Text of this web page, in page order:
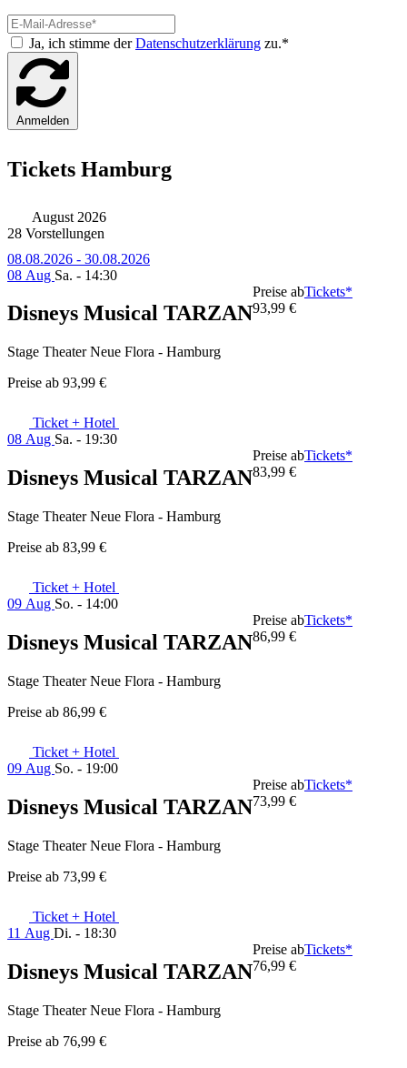
Ja, ich stimme derDatenschutzerklärung zu.*
Anmelden
Tickets Hamburg
August 2026
28 Vorstellungen
08.08.2026 - 30.08.2026
08 Aug Sa. - 14:30
Disneys Musical TARZAN
Stage Theater Neue Flora - Hamburg
Preise ab 93,99 €
Preise ab
93,99 €
Tickets*
Ticket + Hotel
08 Aug Sa. - 19:30
Disneys Musical TARZAN
Stage Theater Neue Flora - Hamburg
Preise ab 83,99 €
Preise ab
83,99 €
Tickets*
Ticket + Hotel
09 Aug So. - 14:00
Disneys Musical TARZAN
Stage Theater Neue Flora - Hamburg
Preise ab 86,99 €
Preise ab
86,99 €
Tickets*
Ticket + Hotel
09 Aug So. - 19:00
Disneys Musical TARZAN
Stage Theater Neue Flora - Hamburg
Preise ab 73,99 €
Preise ab
73,99 €
Tickets*
Ticket + Hotel
11 Aug Di. - 18:30
Disneys Musical TARZAN
Stage Theater Neue Flora - Hamburg
Preise ab 76,99 €
Preise ab
76,99 €
Tickets*